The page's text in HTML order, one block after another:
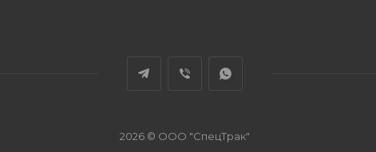
2026 © ООО "СпецТрак"